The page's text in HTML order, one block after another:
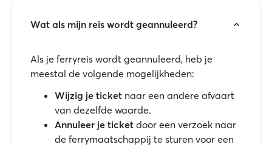
Wat als mijn reis wordt geannuleerd?
Als je ferryreis wordt geannuleerd, heb je
meestal de volgende mogelijkheden:
Wijzig je ticket naar een andere afvaart
van dezelfde waarde.
Annuleer je ticket door een verzoek naar
de ferrymaatschappij te sturen voor een